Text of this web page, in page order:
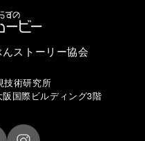
ストーリー協会
技術研究所
国際ビルディング3階